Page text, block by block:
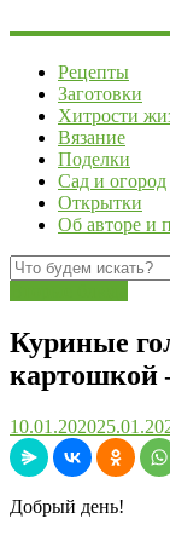
Рецепты
Заготовки
Хитрости
Вязание
Поделки
Сад и огород
Открытки
Об авторе и
Куриные
картошкой
10.01.2020
Добрый день!